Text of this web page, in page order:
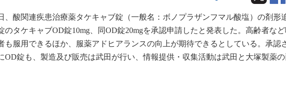
、酸関連疾患治療薬タケキャブ錠（一般名：ボノプラザンフマル酸塩）の剤形
のタケキャブOD錠10mg、同OD錠20mgを承認申請したと発表した。高齢者な
も服用できるほか、服薬アドヒアランスの向上が期待できるとしている。承認
OD錠も、製造及び販売は武田が行い、情報提供・収集活動は武田と大塚製薬